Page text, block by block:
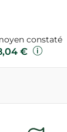
constaté
€